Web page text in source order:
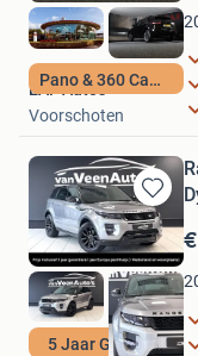
Pano & 360 Camera
EAF Auto's
Voorschoten
Bewaren
in
Mijn
5 Jaar Garantie